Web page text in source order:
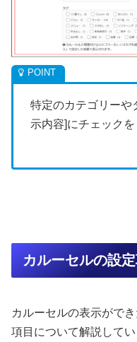
特定のカテゴリーや
示内容]にチェックを
カルーセルの設定
カルーセルの表示がで
項目について解説してい